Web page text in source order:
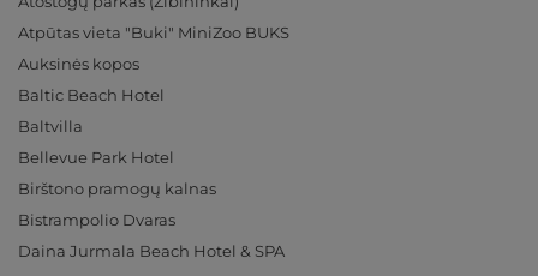
Atpūtas vieta "Buki" MiniZoo BUKS
Auksinės kopos
Baltic Beach Hotel
Baltvilla
Bellevue Park Hotel
Birštono pramogų kalnas
Bistrampolio Dvaras
Daina Jurmala Beach Hotel & SPA